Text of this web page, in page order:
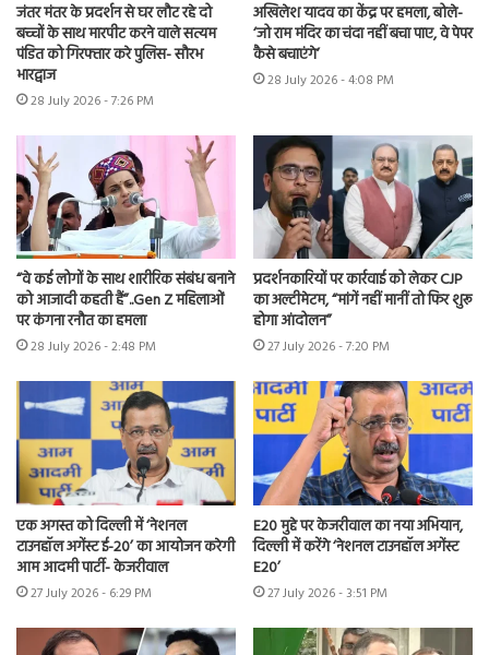
जंतर मंतर के प्रदर्शन से घर लौट रहे दो
बच्चों के साथ मारपीट करने वाले सत्यम
पंडित को गिरफ्तार करे पुलिस- सौरभ
भारद्वाज
28 July 2026 - 7:26 PM
अखिलेश यादव का केंद्र पर हमला, बोले-
‘जो राम मंदिर का चंदा नहीं बचा पाए, वे पेपर
कैसे बचाएंगे’
28 July 2026 - 4:08 PM
“वे कई लोगों के साथ शारीरिक संबंध बनाने
को आजादी कहती हैं”..Gen Z महिलाओं
पर कंगना रनौत का हमला
28 July 2026 - 2:48 PM
प्रदर्शनकारियों पर कार्रवाई को लेकर CJP
का अल्टीमेटम, “मांगें नहीं मानीं तो फिर शुरू
होगा आंदोलन”
27 July 2026 - 7:20 PM
एक अगस्त को दिल्ली में ‘नेशनल
टाउनहॉल अगेंस्ट ई-20’ का आयोजन करेगी
आम आदमी पार्टी- केजरीवाल
27 July 2026 - 6:29 PM
E20 मुद्दे पर केजरीवाल का नया अभियान,
दिल्ली में करेंगे ‘नेशनल टाउनहॉल अगेंस्ट
E20’
27 July 2026 - 3:51 PM